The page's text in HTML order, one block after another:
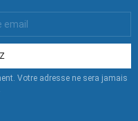
Votre adresse ne sera jamais